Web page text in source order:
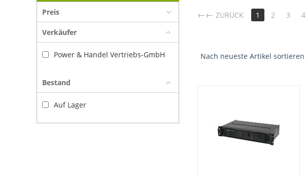
Preis
Verkäufer
Power & Handel Vertriebs-GmbH
Bestand
Auf Lager
← ZURÜCK 1 2 3 4
Nach neueste Artikel sortieren